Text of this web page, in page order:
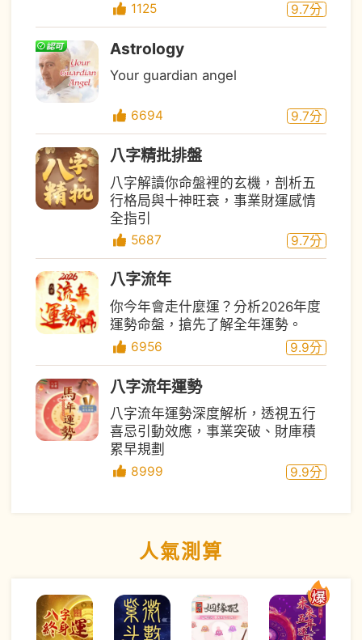
1125 9.7分
Astrology
Your guardian angel
6694 9.7分
八字精批排盤
八字解讀你命盤裡的玄機，剖析五
行格局與十神旺衰，事業財運感情
全指引
5687 9.7分
八字流年
你今年會走什麼運？分析2026年度
運勢命盤，搶先了解全年運勢。
6956 9.9分
八字流年運勢
八字流年運勢深度解析，透視五行
喜忌引動效應，事業突破、財庫積
累早規劃
8999 9.9分
人氣測算